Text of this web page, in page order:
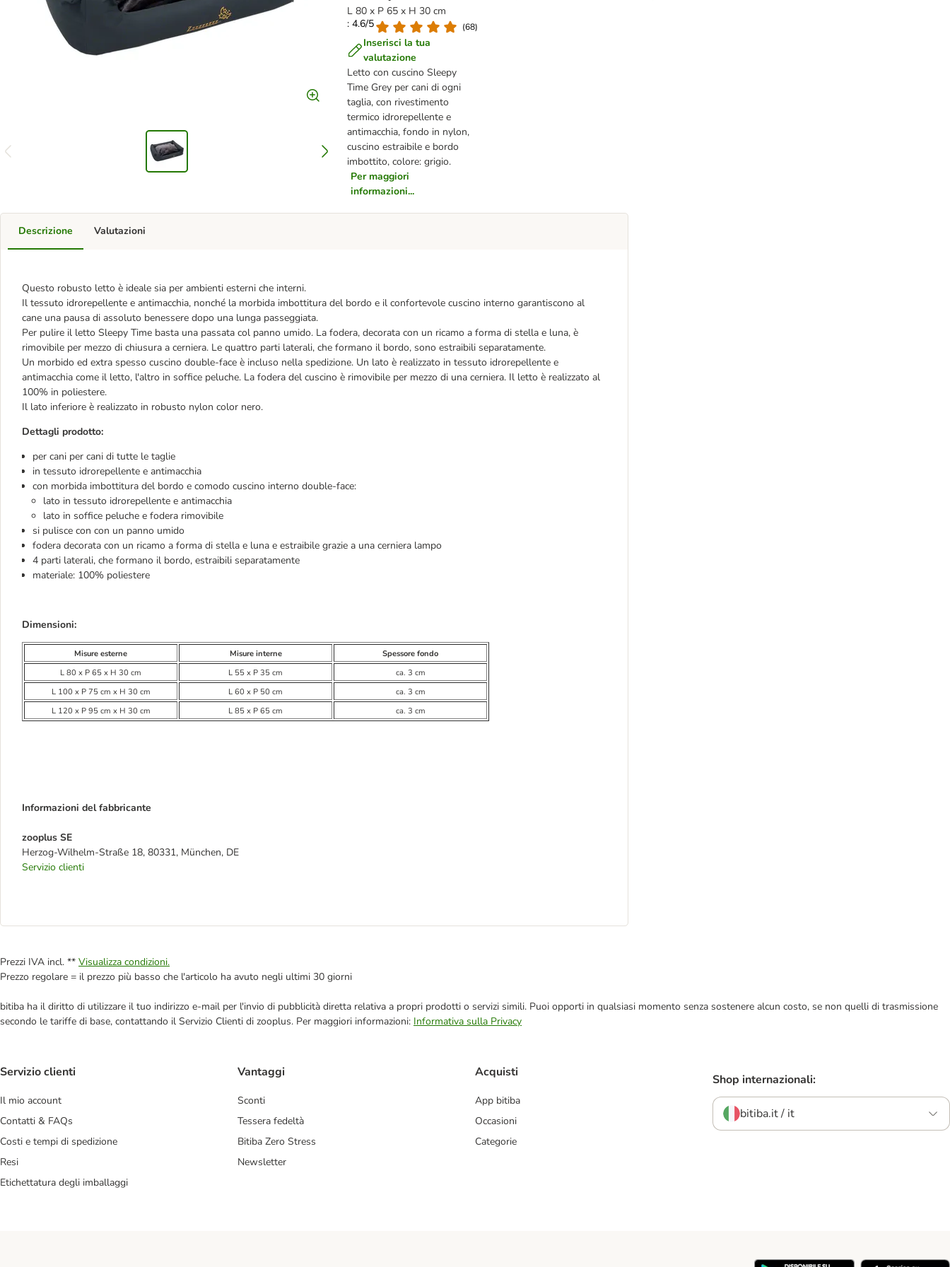
L 80 x P 65 x H 30 cm
: 4.6/5
(68)
Inserisci la tua
valutazione
Letto con cuscino Sleepy
Time Grey per cani di ogni
taglia, con rivestimento
termico idrorepellente e
antimacchia, fondo in nylon,
cuscino estraibile e bordo
imbottito, colore: grigio.
Per maggiori
informazioni...
Descrizione
Questo robusto letto è ideale sia per ambienti esterni che interni.
Il tessuto idrorepellente e antimacchia, nonché la morbida imbottitura del bordo e il confortevole cuscino interno garantiscono al
cane una pausa di assoluto benessere dopo una lunga passeggiata.
Per pulire il letto Sleepy Time basta una passata col panno umido. La fodera, decorata con un ricamo a forma di stella e luna, è
rimovibile per mezzo di chiusura a cerniera. Le quattro parti laterali, che formano il bordo, sono estraibili separatamente.
Un morbido ed extra spesso cuscino double-face è incluso nella spedizione. Un lato è realizzato in tessuto idrorepellente e
antimacchia come il letto, l'altro in soffice peluche. La fodera del cuscino è rimovibile per mezzo di una cerniera. Il letto è realizzato al
100% in poliestere.
Il lato inferiore è realizzato in robusto nylon color nero.
Dettagli prodotto:
per cani per cani di tutte le taglie
in tessuto idrorepellente e antimacchia
con morbida imbottitura del bordo e comodo cuscino interno double-face:
lato in tessuto idrorepellente e antimacchia
lato in soffice peluche e fodera rimovibile
si pulisce con con un panno umido
fodera decorata con un ricamo a forma di stella e luna e estraibile grazie a una cerniera lampo
4 parti laterali, che formano il bordo, estraibili separatamente
materiale: 100% poliestere
Dimensioni:
Misure esterne Misure interne
Spessore fondo
L 80 x P 65 x H 30 cm
L 55 x P 35 cm
ca. 3 cm
L 100 x P 75 cm x H 30 cm
L 60 x P 50 cm
ca. 3 cm
L 120 x P 95 cm x H 30 cm
L 85 x P 65 cm ca. 3 cm
Informazioni del fabbricante
zooplus SE
Herzog-Wilhelm-Straße 18, 80331, München, DE
Servizio clienti
Valutazioni
Prezzi IVA incl. ** Visualizza condizioni.
Prezzo regolare = il prezzo più basso che l'articolo ha avuto negli ultimi 30 giorni
bitiba ha il diritto di utilizzare il tuo indirizzo e-mail per l'invio di pubblicità diretta relativa a propri prodotti o servizi simili. Puoi opporti in qualsiasi momento senza sostenere alcun costo, se non quelli di trasmissione
secondo le tariffe di base, contattando il Servizio Clienti di zooplus. Per maggiori informazioni: Informativa sulla Privacy
Servizio clienti
Il mio account
Contatti & FAQs
Costi e tempi di spedizione
Resi
Etichettatura degli imballaggi
Vantaggi
Sconti
Tessera fedeltà
Bitiba Zero Stress
Newsletter
Acquisti
App bitiba
Occasioni
Categorie
Shop internazionali:
bitiba.it / it